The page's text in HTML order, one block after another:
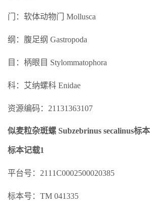
门：软体动物门 Mollusca
纲：腹足纲 Gastropoda
目：柄眼目 Stylommatophora
科：艾纳螺科 Enidae
资源编码：21131363107
似麦粒杂斑螺 Subzebrinus secalinus标
标本记载1
平台号：2111C0002500020385
标本号：TM 041335